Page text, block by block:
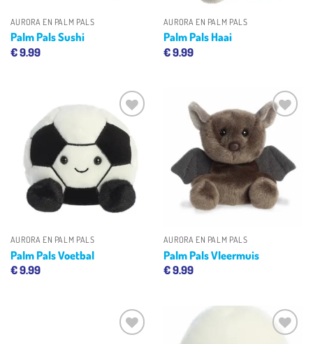
AURORA EN PALM PALS
Palm Pals Sushi
€9.99
AURORA EN PALM PALS
Palm Pals Haai
€9.99
Toevoegen
verlanglijst
AURORA EN PALM PALS
Palm Pals Voetbal
€9.99
Toevoegen
aan
verlanglijst
AURORA EN PALM PALS
Palm Pals Vleermuis
€9.99